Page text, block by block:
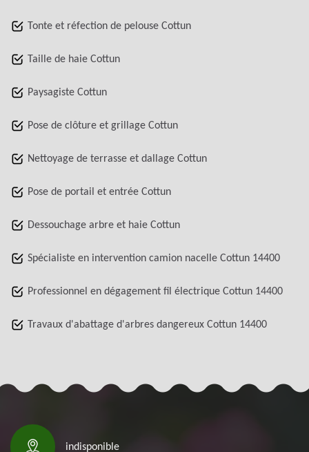
Tonte et réfection de pelouse Cottun
Taille de haie Cottun
Paysagiste Cottun
Pose de clôture et grillage Cottun
Nettoyage de terrasse et dallage Cottun
Pose de portail et entrée Cottun
Dessouchage arbre et haie Cottun
Spécialiste en intervention camion nacelle Cottun 14400
Professionnel en dégagement fil électrique Cottun 14400
Travaux d'abattage d'arbres dangereux Cottun 14400
indisponible